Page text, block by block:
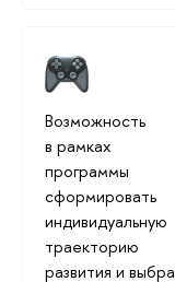
Возможность
в рамках
программы
сформировать
индивидуальную
траекторию
развития и